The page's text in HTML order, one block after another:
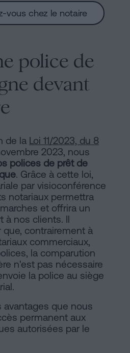
vous chez le notaire
police de
devant
de la Loi 11/2023, du 8
2023, nous
polices de prêt de
. Grâce à cette loi,
par visioconférence
notariaux permettra
et offrira un
à nos clients. Il
contrairement à
commerciaux,
la comparution
n'est pas nécessaire
la police au siège
avantages que nous
permanent aux
autorisées par le